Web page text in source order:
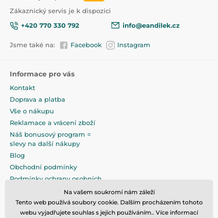
-maximální hmotnost dítěte - 25 kg
-Věkové rozmezí: 3-8 let
-Hmotnost: 16 kg
-Rozměry sedáku: 18x32 cm
-Rozměry balení: 110x58x37 cm
Zákaznický servis je k dispozici
+420 770 330 792
info@eandilek.cz
Jsme také na: Facebook Instagram
Informace pro vás
Kontakt
Doprava a platba
Vše o nákupu
Reklamace a vrácení zboží
Náš bonusový program =
slevy na další nákupy
Blog
Obchodní podmínky
Podmínky ochrany osobních
Na pečlivé zabalení klademe
maximální důraz
Na vašem soukromí nám záleží
Tento web používá soubory cookie. Dalším procházením tohoto
webu vyjadřujete souhlas s jejich používáním.. Více informací